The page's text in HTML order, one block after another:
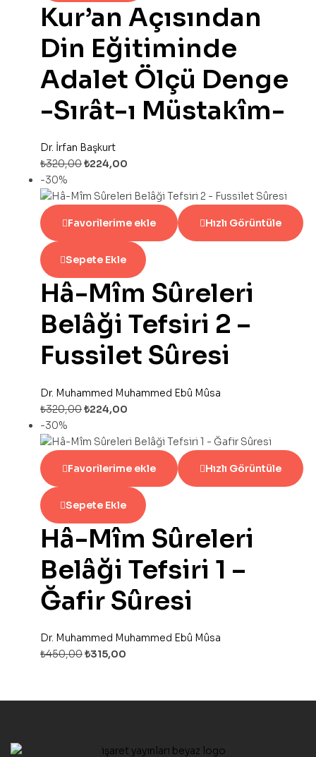
Kur’an Açısından
Din Eğitiminde
Adalet Ölçü Denge
-Sırât-ı Müstakîm-
Dr. İrfan Başkurt
₺320,00₺224,00
-30%
Favorilerime ekle Hızlı Görüntüle
Sepete Ekle
Hâ-Mîm Sûreleri
Belâği Tefsiri 2 –
Fussilet Sûresi
Dr. Muhammed Muhammed Ebû Mûsa
₺320,00₺224,00
-30%
Favorilerime ekle Hızlı Görüntüle
Sepete Ekle
Hâ-Mîm Sûreleri
Belâği Tefsiri 1 –
Ğafir Sûresi
Dr. Muhammed Muhammed Ebû Mûsa
₺450,00₺315,00